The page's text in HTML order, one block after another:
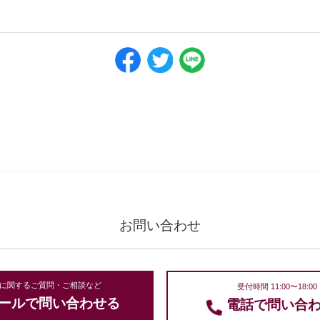
お問い合わせ
関するご質問・ご相談など
ルで問い合わせる
受付時間 11:00〜18:00
電話で問い合